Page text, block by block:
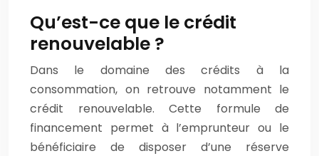
Qu’est-ce que le crédit
renouvelable ?
Dans le domaine des crédits à la
consommation, on retrouve notamment le
crédit renouvelable. Cette formule de
financement permet à l’emprunteur ou le
bénéficiaire de disposer d’une réserve